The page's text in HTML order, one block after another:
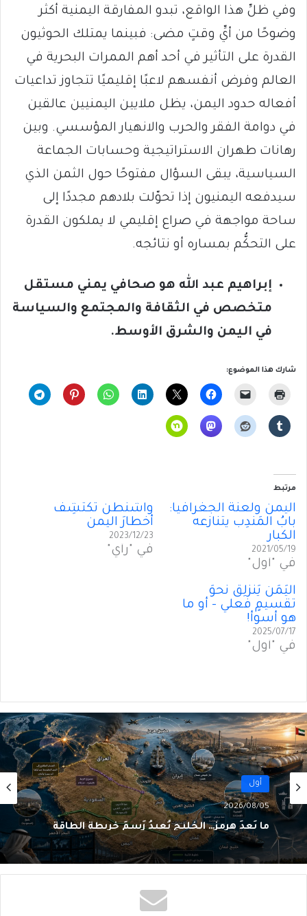
وفي ظلِّ هذا الواقع، تبدو المفارقة اليمنية أكثر
وضوحًا من أيِّ وقتٍ مضى: فبينما يمتلك الحوثيون
القدرة على التأثير في أحد أهم الممرات البحرية في
العالم وفرض أنفسهم لاعبًا إقليميًا تتجاوز تداعيات
أفعاله حدود اليمن، يظل ملايين اليمنيين عالقين
في دوامة الفقر والحرب والانهيار المؤسسي. وبين
رهانات طهران الاستراتيجية وحسابات الجماعة
السياسية، يبقى السؤال مفتوحًا حول الثمن الذي
سيدفعه اليمنيون إذا تحوّلت بلادهم مجددًا إلى
ساحة مواجهة في صراع إقليمي لا يملكون القدرة
على التحكُّم بمساره أو نتائجه.
إبراهيم عبد الله هو صحافي يمني مستقل
متخصص في الثقافة والمجتمع والسياسة
في اليمن والشرق الأوسط.
شارك هذا الموضوع:
مرتبط
اليمن ولَعنَةُ الجغرافيا:
بابُ المَندِب يتنازعه
الكبار
2021/05/19
في "أول"
واشنطن تَكتَشِفُ
أخطارَ اليمن
2023/12/23
في "رأي"
اليَمَن يَنزَلِقُ نحوَ
تقسيمٍ فعلي – أو ما
هو أسوأ!
2025/07/17
في "أول"
أول
2026/08/05
ما بَعدَ هرمز… الخليج يُعيدُ رَسمَ خريطةِ الطاقة